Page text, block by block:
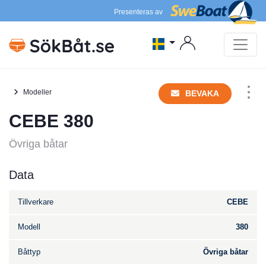
Presenteras av
Modeller BEVAKA
CEBE 380
Övriga båtar
Data
Tillverkare CEBE
Modell 380
Båttyp Övriga båtar